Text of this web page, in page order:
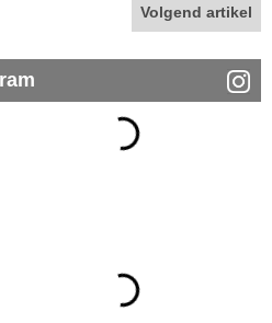
Volgend artikel